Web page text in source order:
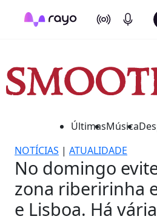
On Air
ÚltimasMúsica
NOTÍCIAS | ATUALIDADE
No domingo
zona riberirinha
e Lisboa. Há